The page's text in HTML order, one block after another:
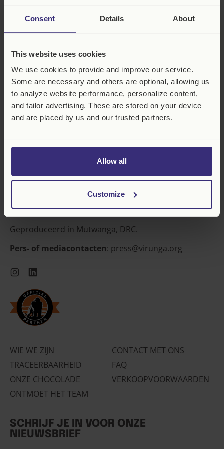
Consent Details About
This website uses cookies
We use cookies to provide and improve our service.
Some are necessary and others are optional, allowing us
to analyze website performance, personalize content,
and tailor advertising. These are stored on your device
and are placed by us and our trusted partners.
Allow all
Customize
CUSTOM LIQUID
Contact: origins@virunga.org
65 Louizalaan, 1050 Brussel, België
Geproduceerd in Mutwanga, DRC.
Pers- of mediacontacten: press@virunga.org
Instagram
WIE WE ZIJN
TRACEERBAARHEID
ONZE CHOCOLADE
ONTMOET HET TEAM
CONTACT MET ONS
FAQ
VERKOOPVOORWAARDEN
SCHRIJF JE IN VOOR ONZE
NIEUWSBRIEF
Belarus (EUR €)
België (EUR €)
КМ)
Bulgarije (EUR €)
Denemarken (DKK
kr.)
Duitsland (EUR €)
Faeröer (DKK kr.)
Frankrijk (EUR €)
Guernsey (GBP £)
Hongarije (HUF Ft)
Isle of Man (GBP £)
Italië (EUR €)
Kosovo (EUR €)
Kroatië (EUR €)
Letland (EUR €)
Liechtenstein (CHF
Litouwen (EUR €)
Luxemburg (EUR €)